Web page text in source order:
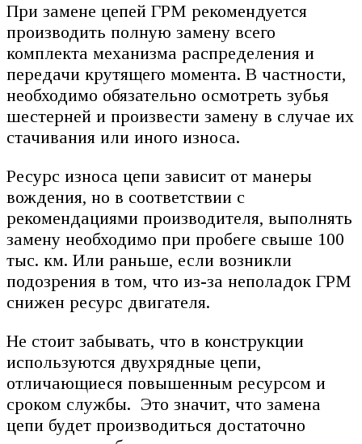
При замене цепей ГРМ рекомендуется
производить полную замену всего
комплекта механизма распределения и
передачи крутящего момента. В частности,
необходимо обязательно осмотреть зубья
шестерней и произвести замену в случае их
стачивания или иного износа.
Ресурс износа цепи зависит от манеры
вождения, но в соответствии с
рекомендациями производителя, выполнять
замену необходимо при пробеге свыше 100
тыс. км. Или раньше, если возникли
подозрения в том, что из-за неполадок ГРМ
снижен ресурс двигателя.
Не стоит забывать, что в конструкции
используются двухрядные цепи,
отличающиеся повышенным ресурсом и
сроком службы. Это значит, что замена
цепи будет производиться достаточно